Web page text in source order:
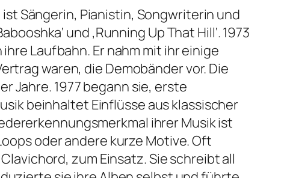
Sängerin, Pianistin, Songwriterin und
und ‚Running Up That Hill‘. 1973
Laufbahn. Er nahm mit ihr einige
waren, die Demobänder vor. Die
Jahre. 1977 begann sie, erste
beinhaltet Einflüsse aus klassischer
ihrer Musik ist
oder andere kurze Motive. Oft
zum Einsatz. Sie schreibt all